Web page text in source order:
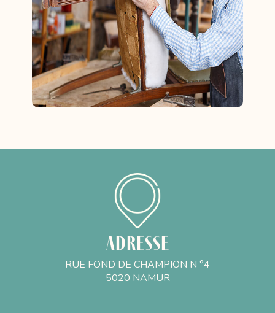
Adresse
RUE FOND DE CHAMPION N °4
5020 NAMUR